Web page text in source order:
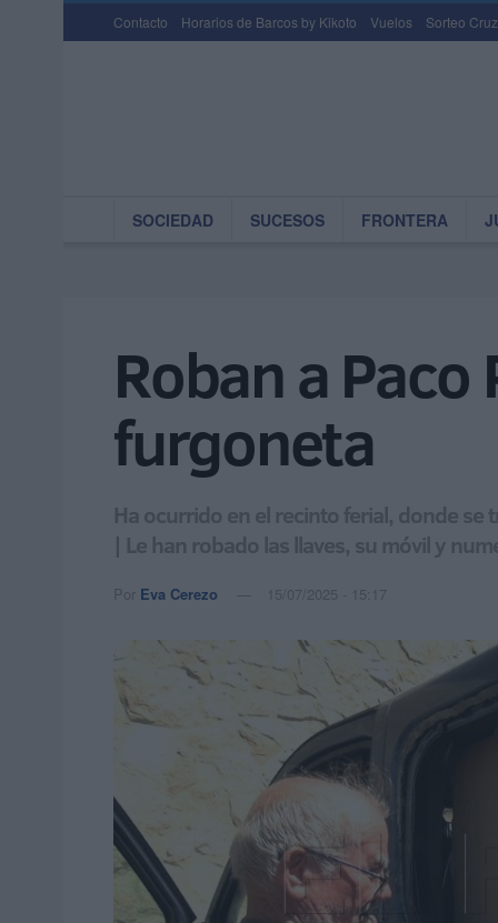
Contacto Horarios de Barcos by Kikoto Vuelos Sorteo
SOCIEDAD SUCESOS FRONTERA
Roban a
furgoneta
Ha ocurrido en el recinto ferial, donde
| Le han robado las llaves, su móvil y
Por Eva Cerezo 15/07/2025 - 15:17